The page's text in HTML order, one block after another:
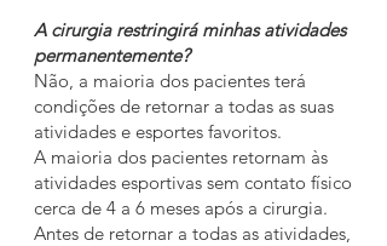
A cirurgia restringirá minhas atividades
permanentemente?
Não, a maioria dos pacientes terá
condições de retornar a todas as suas
atividades e esportes favoritos.
A maioria dos pacientes retornam às
atividades esportivas sem contato físico
cerca de 4 a 6 meses após a cirurgia.
Antes de retornar a todas as atividades,